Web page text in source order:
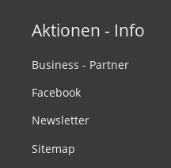
Aktionen - Info
Business - Partner
Facebook
Newsletter
Sitemap